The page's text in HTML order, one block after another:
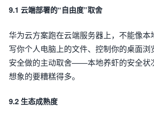
9.1 云端部署的“自由度”取舍
华为云方案跑在云端服务器上，不能像本
写你个人电脑上的文件、控制你的桌面浏
安全做的主动取舍——本地养虾的安全状
想象的要糟糕得多。
9.2 生态成熟度